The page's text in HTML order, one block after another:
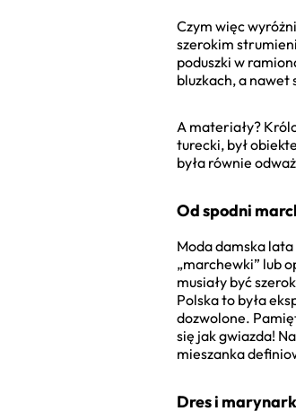
Czym więc
szerokim
poduszki w
bluzkach, a nawet
A materiały?
turecki, był
była równie
Od spodni
Moda damska
„marchewki” lub
musiały być
Polska to była
dozwolone.
się jak gwiazda!
mieszanka
Dres i